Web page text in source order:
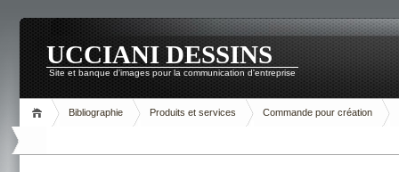
UCCIANI DESSINS
Site et banque d'images pour la communication d'entreprise
Bibliographie Produits et services Commande pour création